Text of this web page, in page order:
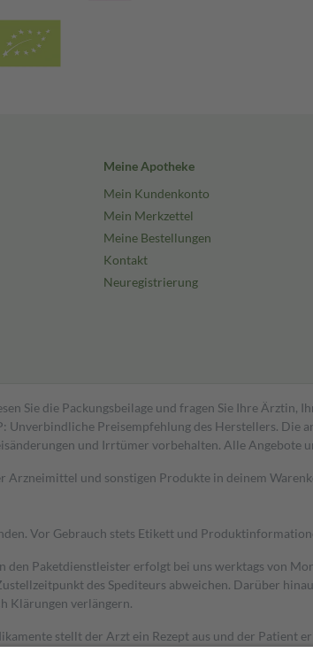
Meine Apotheke
Mein Kundenkonto
Mein Merkzettel
Meine Bestellungen
Kontakt
Neuregistrierung
Sie die Packungsbeilage und fragen Sie Ihre
Preisempfehlung des Herstellers. Die
und Irrtümer vorbehalten. Alle Angebote
Arzneimittel und sonstigen Produkte in deinem
Vor Gebrauch stets Etikett und
den Paketdienstleister erfolgt bei uns werktags von
des Spediteurs abweichen. Darüber
Klärungen verlängern.
stellt der Arzt ein Rezept aus und der Patient